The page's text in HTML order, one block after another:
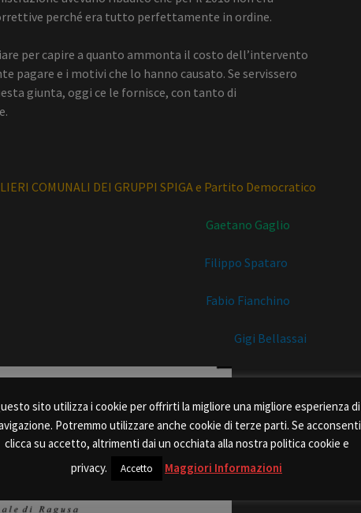
perché era tutto perfettamente in ordine.
per capire a quanto ammonta il costo dell’intervento
pagare e i motivi che lo hanno causato. Se servissero
giunta, oggi ce le fornisce, con tanto di
COMUNALI DEI GRUPPI SPIGA e Partito Democratico
Gaetano Gaglio
Filippo Spataro
Fabio Fianchino
Gigi Bellassai
sito utilizza i cookie per offrirti la migliore una migliore esperienza di
Potremmo utilizzare anche cookie di terze parti. Se acconsenti
clicca su accetto, altrimenti dai un occhiata alla nostra politica cookie e
privacy.
Accetto Maggiori Informazioni